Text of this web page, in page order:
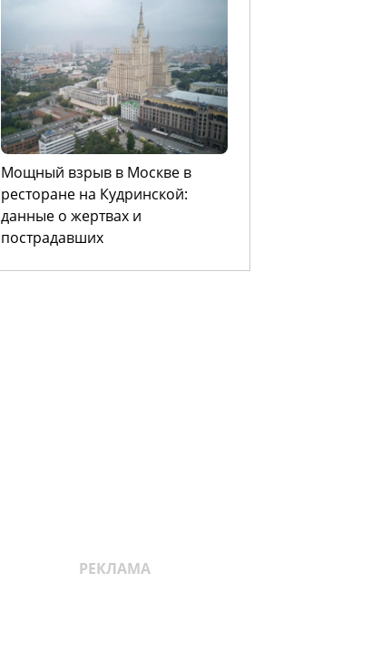
Мощный взрыв в Москве в
ресторане на Кудринской:
данные о жертвах и
пострадавших